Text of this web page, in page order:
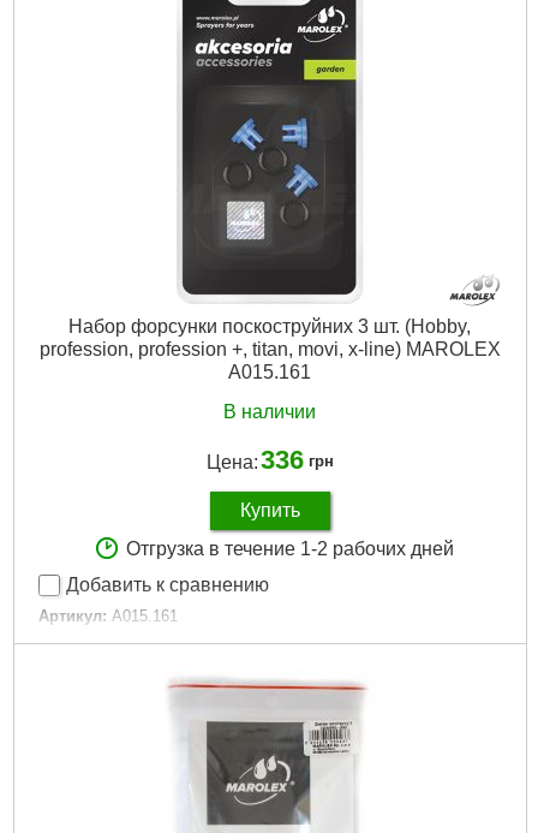
Набор форсунки поскоструйних 3 шт. (Hobby,
profession, profession +, titan, movi, x-line) MAROLEX
A015.161
В наличии
Цена:336 грн
Купить
Отгрузка в течение 1-2 рабочих дней
Добавить к сравнению
Артикул: A015.161
Код товара: 24.36.05
Подробнее...